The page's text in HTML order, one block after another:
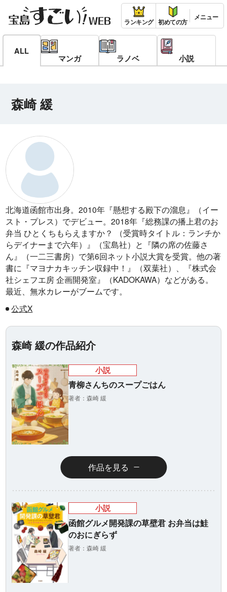
ランキング 初めての方
ラノベ
魔法少女育成計
画
マンガ
ALL
マンガ ラノベ 小説
森崎 緩
北海道函館市出身。2010年『懸想する殿下の溜息』（イー
スト・プレス）でデビュー。2018年『総務課の播上君のお
弁当 ひとくちもらえますか？ （受賞時タイトル：ランチか
らデイナーまで六年）』（宝島社）と『隣の席の佐藤さ
ん』（一二三書房）で第6回ネット小説大賞を受賞。他の著
書に『マヨナカキッチン収録中！』（双葉社）、『株式会
社シェフエ房 企画開発室』（KADOKAWA）などがある。
最近、無水カレーがブームです。
公式X
森崎 緩の作品紹介
小説
青柳さんちのスープごはん
著者：森崎 緩
作品を見る
小説
函館グルメ開発課の草壁君 お弁当は鮭
のおにぎらず
著者：森崎 緩